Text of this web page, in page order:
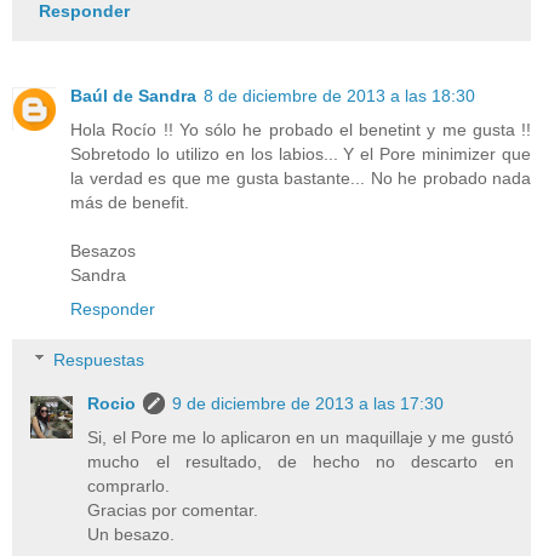
Responder
Baúl de Sandra 8 de diciembre de 2013 a las 18:30
Hola Rocío !! Yo sólo he probado el benetint y me gusta !!
Sobretodo lo utilizo en los labios... Y el Pore minimizer que
la verdad es que me gusta bastante... No he probado nada
más de benefit.
Besazos
Sandra
Responder
Respuestas
Rocio
9 de diciembre de 2013 a las 17:30
Si, el Pore me lo aplicaron en un maquillaje y me gustó
mucho el resultado, de hecho no descarto en
comprarlo.
Gracias por comentar.
Un besazo.